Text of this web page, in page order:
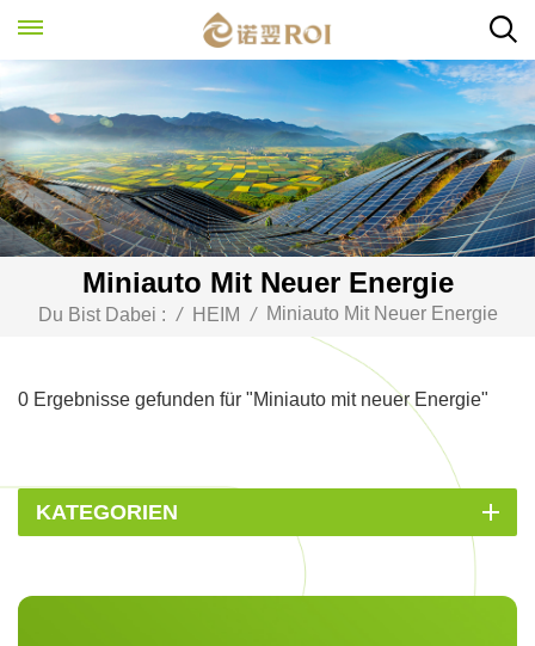
Miniauto Mit Neuer Energie
Du Bist Dabei : / HEIM / Miniauto Mit Neuer Energie
0 Ergebnisse gefunden für "Miniauto mit neuer Energie"
KATEGORIEN